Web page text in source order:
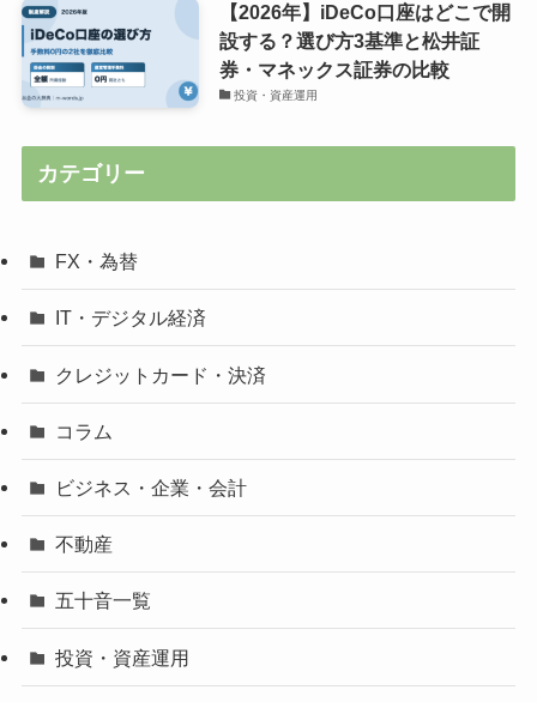
【2026年】iDeCo口座はどこで開
設する？選び方3基準と松井証
券・マネックス証券の比較
投資・資産運用
カテゴリー
FX・為替
IT・デジタル経済
クレジットカード・決済
コラム
ビジネス・企業・会計
不動産
五十音一覧
投資・資産運用